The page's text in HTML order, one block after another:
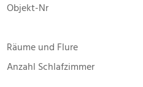
Objekt-Nr
Räume und Flure
Anzahl Schlafzimmer